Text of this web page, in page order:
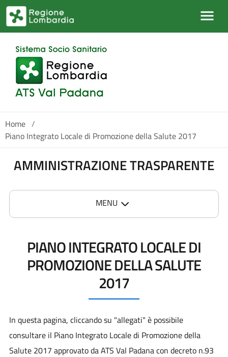
Salta al contenuto principale
Home /
Piano Integrato Locale di Promozione della Salute 2017
AMMINISTRAZIONE TRASPARENTE
MENU
PIANO INTEGRATO LOCALE DI
PROMOZIONE DELLA SALUTE
2017
In questa pagina, cliccando su "allegati" è possibile
consultare il Piano Integrato Locale di Promozione della
Salute 2017 approvato da ATS Val Padana con decreto n.93